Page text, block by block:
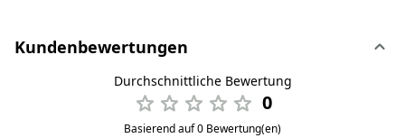
Kundenbewertungen
Durchschnittliche Bewertung
0
Basierend auf 0 Bewertung(en)